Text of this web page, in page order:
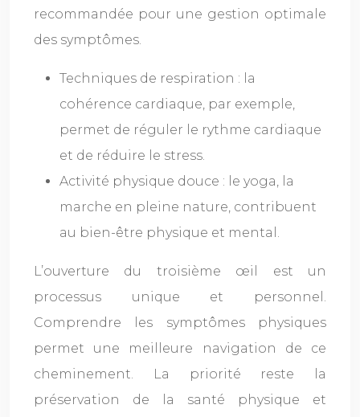
recommandée pour une gestion optimale
des symptômes.
Techniques de respiration : la
cohérence cardiaque, par exemple,
permet de réguler le rythme cardiaque
et de réduire le stress.
Activité physique douce : le yoga, la
marche en pleine nature, contribuent
au bien-être physique et mental.
L’ouverture du troisième œil est un
processus unique et personnel.
Comprendre les symptômes physiques
permet une meilleure navigation de ce
cheminement. La priorité reste la
préservation de la santé physique et